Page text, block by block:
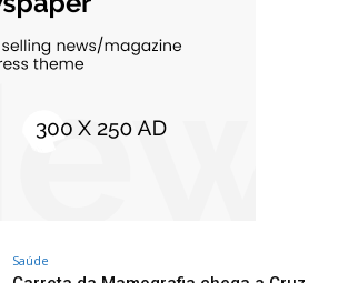
Saúde